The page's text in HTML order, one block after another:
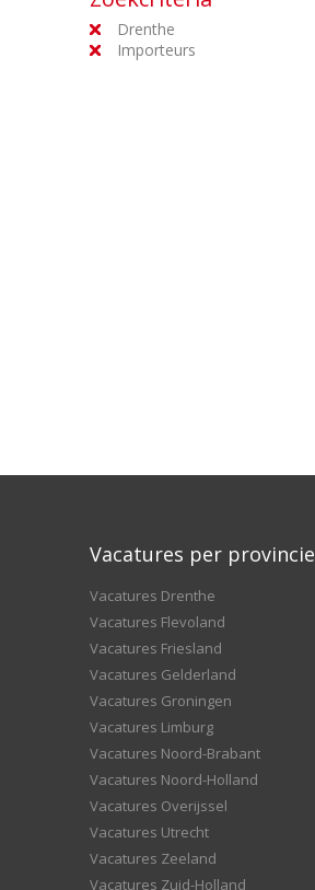
Drenthe
Importeurs
Vacatures per provincie
Vacatures Drenthe
Vacatures Flevoland
Vacatures Friesland
Vacatures Gelderland
Vacatures Groningen
Vacatures Limburg
Vacatures Noord-Brabant
Vacatures Noord-Holland
Vacatures Overijssel
Vacatures Utrecht
Vacatures Zeeland
Vacatures Zuid-Holland